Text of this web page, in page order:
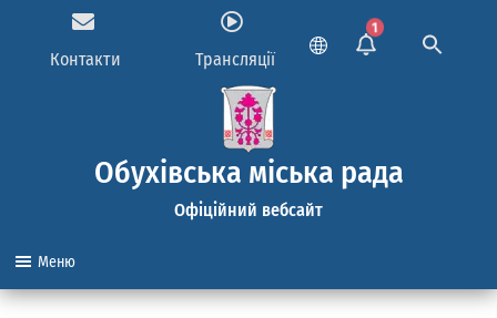
Контакти Трансляції
1
Обухівська міська рада
Офіційний вебсайт
Меню